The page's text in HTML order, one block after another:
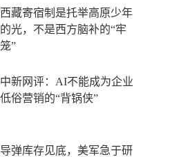
给南京大屠杀改名？30万亡
灵不答应！
瓜子水饺也“威胁美国”？
人这一辈子，一定要去一趟